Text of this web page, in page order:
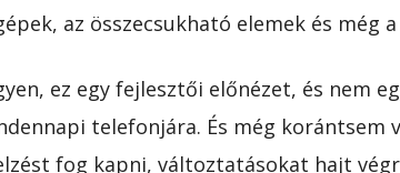
az összecsukható elemek és még
ez egy fejlesztői előnézet, és nem
telefonjára. És még korántsem
fog kapni, változtatásokat hajt